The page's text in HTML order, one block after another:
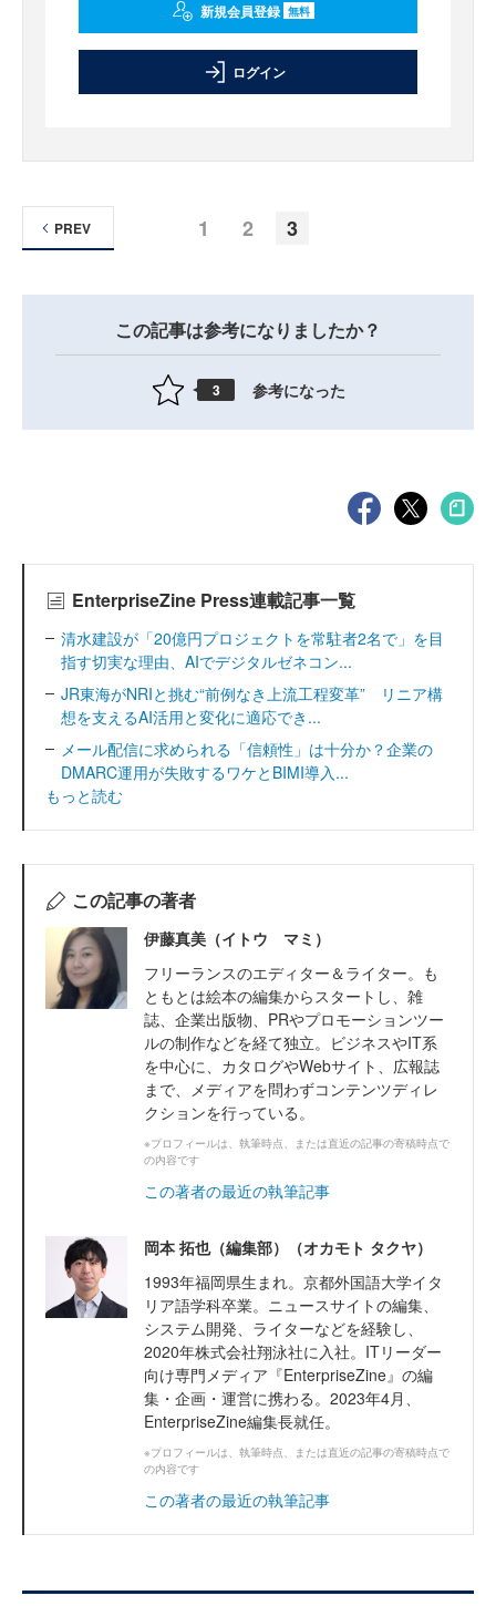
新規会員登録 無料
ログイン
1 2 3
PREV
この記事は参考になりましたか？
3 参考になった
EnterpriseZine Press連載記事一覧
清水建設が「20億円プロジェクトを常駐者2名で」を目
指す切実な理由、AIでデジタルゼネコン...
JR東海がNRIと挑む“前例なき上流工程変革” リニア構
想を支えるAI活用と変化に適応でき...
メール配信に求められる「信頼性」は十分か？企業の
DMARC運用が失敗するワケとBIMI導入...
もっと読む
この記事の著者
伊藤真美（イトウ マミ）
フリーランスのエディター＆ライター。も
ともとは絵本の編集からスタートし、雑
誌、企業出版物、PRやプロモーションツー
ルの制作などを経て独立。ビジネスやIT系
を中心に、カタログやWebサイト、広報誌
まで、メディアを問わずコンテンツディレ
クションを行っている。
※プロフィールは、執筆時点、または直近の記事の寄稿時点で
の内容です
この著者の最近の執筆記事
岡本 拓也（編集部）（オカモト タクヤ）
1993年福岡県生まれ。京都外国語大学イタ
リア語学科卒業。ニュースサイトの編集、
システム開発、ライターなどを経験し、
2020年株式会社翔泳社に入社。ITリーダー
向け専門メディア『EnterpriseZine』の編
集・企画・運営に携わる。2023年4月、
EnterpriseZine編集長就任。
※プロフィールは、執筆時点、または直近の記事の寄稿時点で
の内容です
この著者の最近の執筆記事